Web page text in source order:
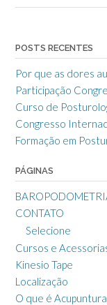
POSTS RECENTES
Por que as dores
Participação
Curso de
Congresso
Formação em
PÁGINAS
CONTATO
Selecione
Cursos e
Kinesio Tape
Localização
O que é Acupuntura